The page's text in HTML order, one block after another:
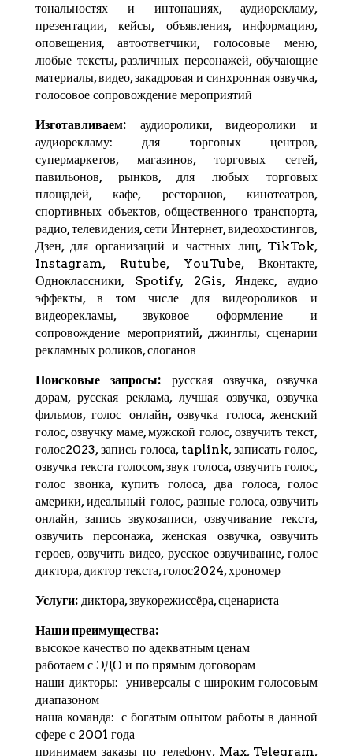
тональностях и интонациях,аудиорекламу,
презентации, кейсы, объявления, информацию,
оповещения, автоответчики, голосовые меню,
любые тексты, различных персонажей, обучающие
материалы, видео, закадровая и синхронная озвучка,
голосовое сопровождение мероприятий
Изготавливаем:аудиоролики, видеоролики и
аудиорекламу: для торговых центров,
супермаркетов, магазинов, торговых сетей,
павильонов, рынков, для любых торговых
площадей, кафе, ресторанов, кинотеатров,
спортивных объектов, общественного транспорта,
радио, телевидения, сети Интернет, видеохостингов,
Дзен, для организаций и частных лиц, TikTok,
Instagram, Rutube, YouTube,Вконтакте,
Одноклассники, Spotify,2Gis,Яндекс, аудио
эффекты, в том числе для видеороликов и
видеорекламы, звуковое оформление и
сопровождение мероприятий, джинглы, сценарии
рекламных роликов, слоганов
Поисковые запросы:русская озвучка, озвучка
дорам, русская реклама, лучшая озвучка, озвучка
фильмов, голос онлайн, озвучка голоса, женский
голос, озвучку маме, мужской голос, озвучить текст,
голос2023, запись голоса, taplink, записать голос,
озвучка текста голосом, звук голоса, озвучить голос,
голос звонка, купить голоса, два голоса, голос
америки, идеальный голос, разные голоса, озвучить
онлайн, запись звукозаписи, озвучивание текста,
озвучить персонажа, женская озвучка, озвучить
героев, озвучить видео, русское озвучивание, голос
диктора, диктор текста, голос2024,хрономер
Услуги:диктора, звукорежиссёра, сценариста
Наши преимущества:
высокое качество по адекватным ценам
работаем с ЭДО и по прямым договорам
наши дикторы: универсалы с широким голосовым
диапазоном
наша команда: с богатым опытом работы в данной
сфере с 2001 года
принимаем заказы по телефону, Max, Telegram,